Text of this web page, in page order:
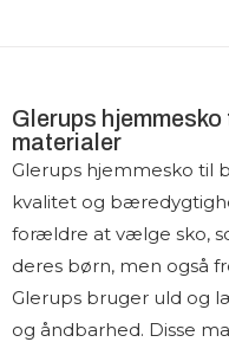
Glerups
materialer
Glerups hjemmesko til
kvalitet og
forældre at vælge sko,
deres børn, men også
Glerups bruger uld og
og åndbarhed. Disse